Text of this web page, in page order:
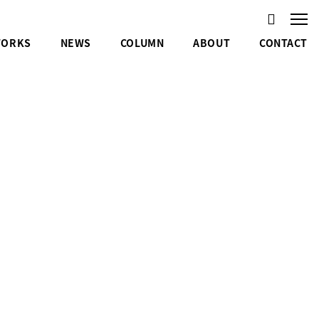
NEWS COLUMN ABOUT CONTACT